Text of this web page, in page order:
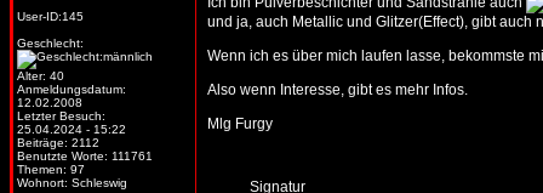
User-ID:145
Geschlecht:
Alter: 40
Anmeldungsdatum:
12.02.2008
Letzter Besuch:
25.04.2024 - 15:22
Beiträge: 2112
Benutzte Worte: 111761
Themen: 97
Wohnort: Schleswig
und ja, auch Metallic und Glitzer(Effect), gibt auch
Wenn ich es über mich laufen lasse, bekommste
Also wenn Interesse, gibt es mehr Infos.
Mlg Furgy